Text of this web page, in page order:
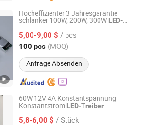
Hocheffizienter 3 Jahresgarantie
schlanker 100W, 200W, 300W LED-
5,00-9,00 $ / pcs
100 pcs (MOQ)
Anfrage Absenden
Seit 2021
60W 12V 4A Konstantspannung
Konstantstrom LED-Treiber
5,8-6,00 $ / Stück
Co., Ltd.